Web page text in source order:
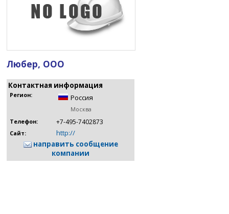
Любер, ООО
Контактная информация
Регион: Россия
Москва
Телефон:
+7-495-7402873
Сайт:
http://
направить сообщение
компании